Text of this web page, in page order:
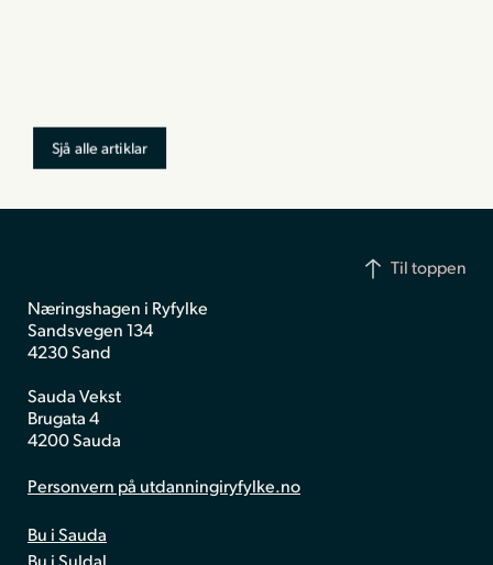
Sjå alle artiklar
Til toppen
Næringshagen i Ryfylke
Sandsvegen 134
4230 Sand
Sauda Vekst
Brugata 4
4200 Sauda
Personvern på utdanningiryfylke.no
Bu i Sauda